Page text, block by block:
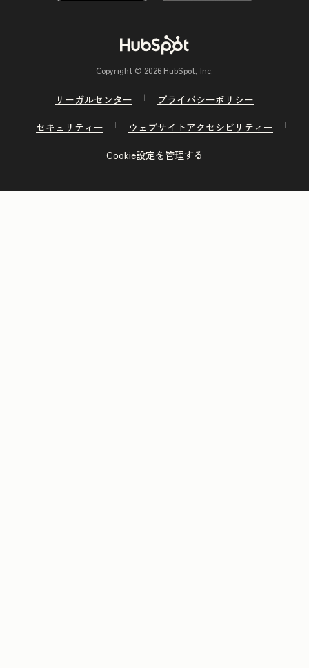
Copyright © 2026 HubSpot, Inc.
リーガルセンター
プライバシーポリシー
セキュリティー
ウェブサイトアクセシビリティー
Cookie設定を管理する